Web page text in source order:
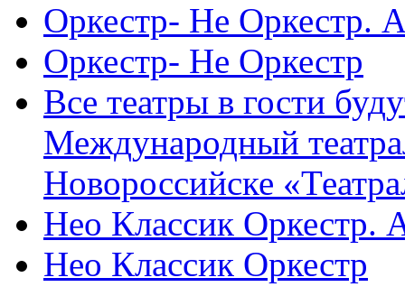
Оркестр- Не Оркестр.
Оркестр- Не Оркестр
Все театры в гости
Международный
Новороссийске
Нео Классик Оркестр.
Нео Классик Оркестр